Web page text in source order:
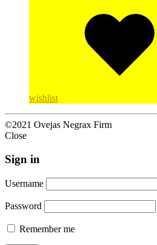
wishlist
©2021 Ovejas Negrax Firm
Close
Sign in
Username
Password
Remember me